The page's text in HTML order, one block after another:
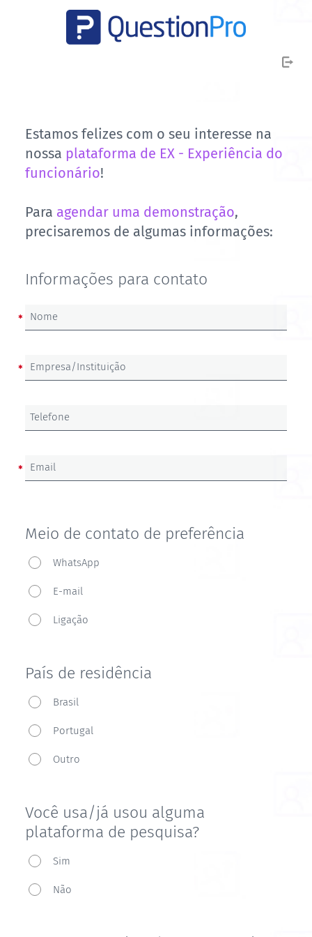
Estamos felizes com o seu interesse na
nossa plataforma de EX - Experiência do
funcionário!
Para agendar uma demonstração,
precisaremos de algumas informações:
Informações para contato
Nome
Empresa/Instituição
Telefone
Email
Meio de contato de preferência
Meio
de
contato
de
WhatsApp
E-mail
Ligação
País de residência
País
de
residência
Brasil
Portugal
Outro
Você usa/já usou alguma
plataforma de pesquisa?
Você
usa/já
usou
Sim
Não